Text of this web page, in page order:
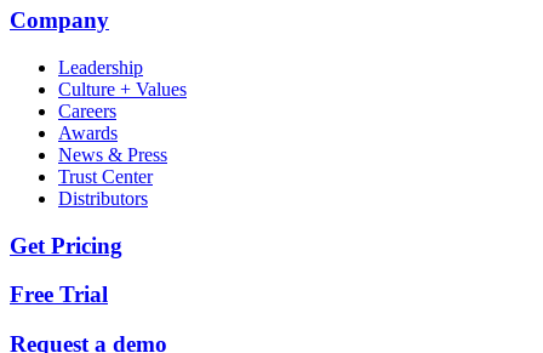
Company
Leadership
Culture + Values
Careers
Awards
News & Press
Trust Center
Distributors
Get Pricing
Free Trial
Request a demo